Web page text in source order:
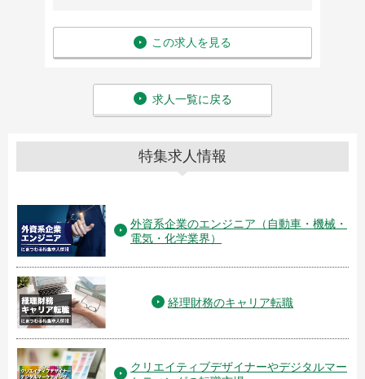
この求人を見る
求人一覧に戻る
特集求人情報
外資系企業のエンジニア（自動車・機械・
電気・化学業界）
経理財務のキャリア転職
クリエイティブデザイナーやデジタルマー